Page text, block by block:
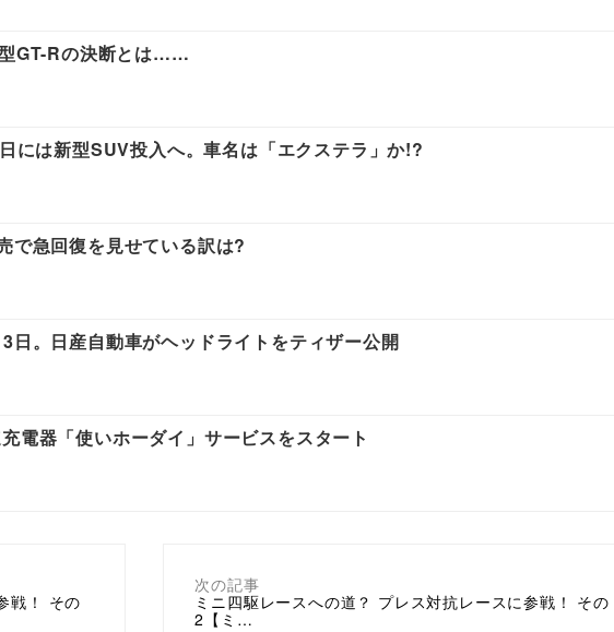
戦！ その
次の記事
ミニ四駆レースへの道？ プレス対抗レースに参戦！ その
2【ミ…
GT-Rの決断とは……
には新型SUV投入へ。車名は「エクステラ」か!?
で急回復を見せている訳は?
日。日産自動車がヘッドライトをティザー公開
電器「使いホーダイ」サービスをスタート